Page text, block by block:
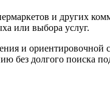
и других
или выбора услуг.
и
без долгого поиска